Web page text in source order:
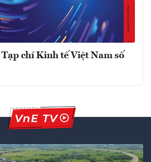
chí Kinh tế Việt Nam số